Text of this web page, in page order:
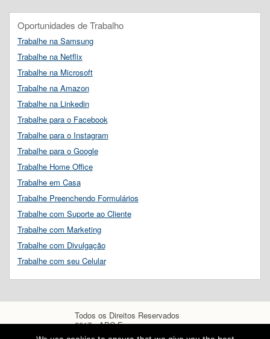
Oportunidades de Trabalho
Trabalhe na Samsung
Trabalhe na Netflix
Trabalhe na Microsoft
Trabalhe na Amazon
Trabalhe na Linkedin
Trabalhe para o Facebook
Trabalhe para o Instagram
Trabalhe para o Google
Trabalhe Home Office
Trabalhe em Casa
Trabalhe Preenchendo Formulários
Trabalhe com Suporte ao Cliente
Trabalhe com Marketing
Trabalhe com Divulgação
Trabalhe com seu Celular
Todos os Direitos Reservados
2017 - ABC Empregos